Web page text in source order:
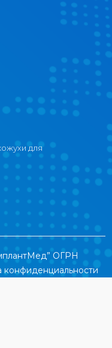
для
ОГРН
конфиденциальности